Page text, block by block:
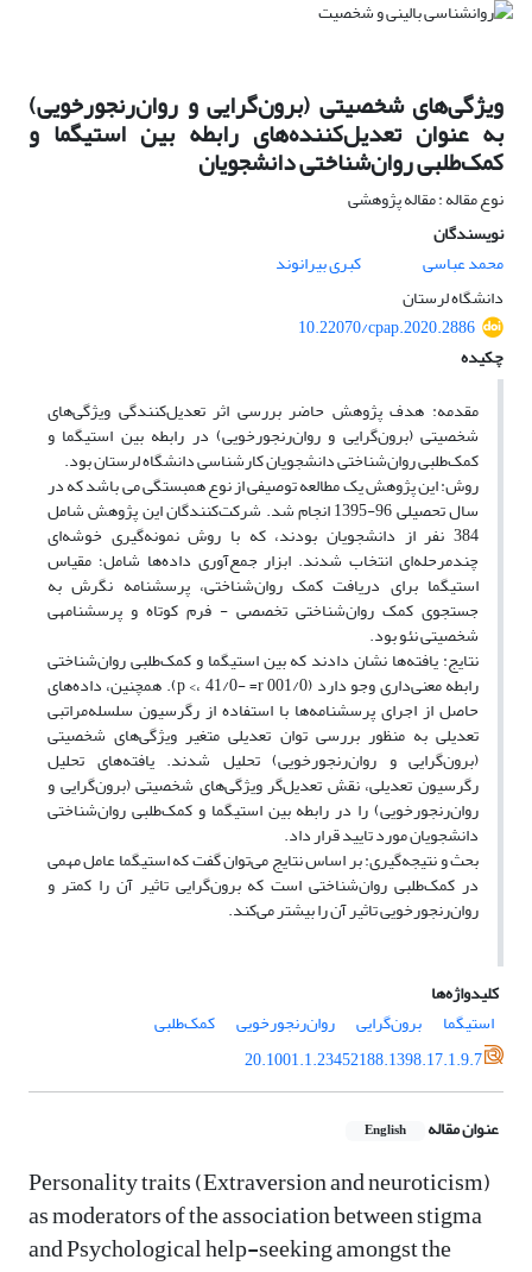
ویژگی‌های شخصیتی (برون‌گرایی و روان‌رنجورخویی)
به عنوان تعدیل‌کننده‌های رابطه بین استیگما و
کمک‌طلبی روان‌شناختی دانشجویان
نوع مقاله : مقاله پژوهشی
نویسندگان
محمد عباسی
کبری بیرانوند
دانشگاه لرستان
10.22070/cpap.2020.2886
چکیده
مقدمه: هدف پژوهش حاضر بررسی اثر تعدیل‌کنندگی ویژگی‌های
شخصیتی (برون‌گرایی و روان‌رنجورخویی) در رابطه بین استیگما و
کمک‌طلبی روان‌شناختی دانشجویان کارشناسی دانشگاه لرستان بود.
روش: این پژوهش یک مطالعه توصیفی از نوع همبستگی می باشد که در
سال تحصیلی 96-1395 انجام شد. شرکت‌کنندگان این پژوهش شامل
384 نفر از دانشجویان بودند، که با روش نمونه‌گیری خوشه‌ای
چندمرحله‌ای انتخاب شدند. ابزار جمع‌آوری داده‌ها شامل؛ مقیاس
استیگما برای دریافت کمک روان‌شناختی، پرسشنامه نگرش به
جستجوی کمک روان‌شناختی تخصصی - فرم کوتاه و پرسشنامه‎ی
شخصیتی نئو بود.
نتایج: یافته‌ها نشان دادند که بین استیگما و کمک‌طلبی روان‌شناختی
رابطه معنی‌داری وجو دارد (001/0 p <، 41/0- =r). همچنین، داده‌های
حاصل از اجرای پرسشنامه‌ها با استفاده از رگرسیون سلسله‌مراتبی
تعدیلی به منظور بررسی توان تعدیلی متغیر ویژگی‌های شخصیتی
(برون‌گرایی و روان‌رنجورخویی) تحلیل شدند. یافته‌های تحلیل
رگرسیون تعدیلی، نقش تعدیل‌گر ویژگی‌های شخصیتی (برون‌گرایی و
روان‌رنجورخویی) را در رابطه بین استیگما و کمک‌طلبی روان‌شناختی
دانشجویان مورد تایید قرار داد.
بحث و نتیجه‌گیری: بر اساس نتایج می‌توان گفت که استیگما عامل مهمی
در کمک‌طلبی روان‌شناختی است که برون‌گرایی تاثیر آن را کمتر و
روان‌رنجورخویی تاثیر آن را بیشتر می‌کند.
کلیدواژه‌ها
استیگما
برون‌گرایی روان‌رنجورخویی
کمک‌طلبی
20.1001.1.23452188.1398.17.1.9.7
عنوان مقاله English
Personality traits (Extraversion and neuroticism)
as moderators of the association between stigma
and Psychological help-seeking amongst the